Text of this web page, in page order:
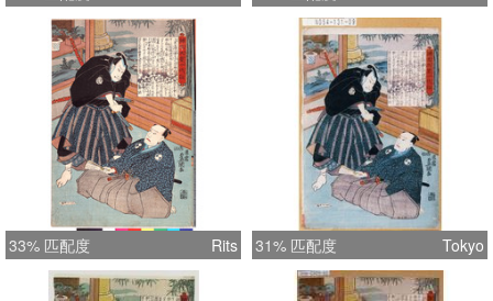
33% 匹配度 Rits 31% 匹配度 Tokyo